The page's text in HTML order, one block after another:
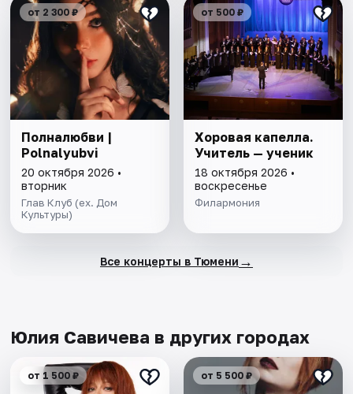
от 2 300 ₽
Полналюбви |
Polnalyubvi
20 октября 2026 •
вторник
Глав Клуб (ex. Дом
Культуры)
от 500 ₽
Хоровая капелла.
Учитель — ученик
18 октября 2026 •
воскресенье
Филармония
Все концерты в Тюмени →
Юлия Савичева в других городах
от 1 500 ₽ от 5 500 ₽